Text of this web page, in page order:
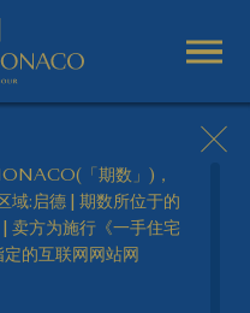
「期数」)，
:启德 | 期数所位于的
卖方为施行《一手住宅
的互联网网站网